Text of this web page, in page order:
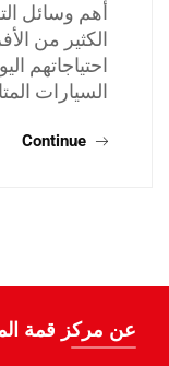
أهم وسائل
الكثير من
احتياجاتهم
السيارات
Continue
عن مركز قمة